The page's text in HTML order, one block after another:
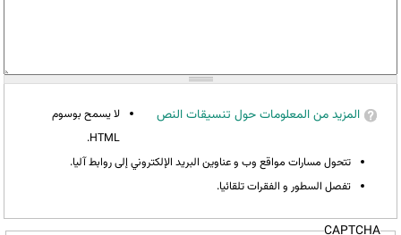
المزيد من المعلومات حول تنسيقات النص
لا يسمح بوسوم
HTML.
تتحول مسارات مواقع وب و عناوين البريد الإلكتروني إلى روابط آليا.
تفصل السطور و الفقرات تلقائيا.
CAPTCHA